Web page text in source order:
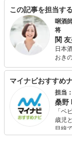
この記事を担当す
唎酒
将
関
日本
おき
日本
酒場
酒の
伝え
マイナビおすすめ
担当
桑野
「ベ
歳児
目線
食品